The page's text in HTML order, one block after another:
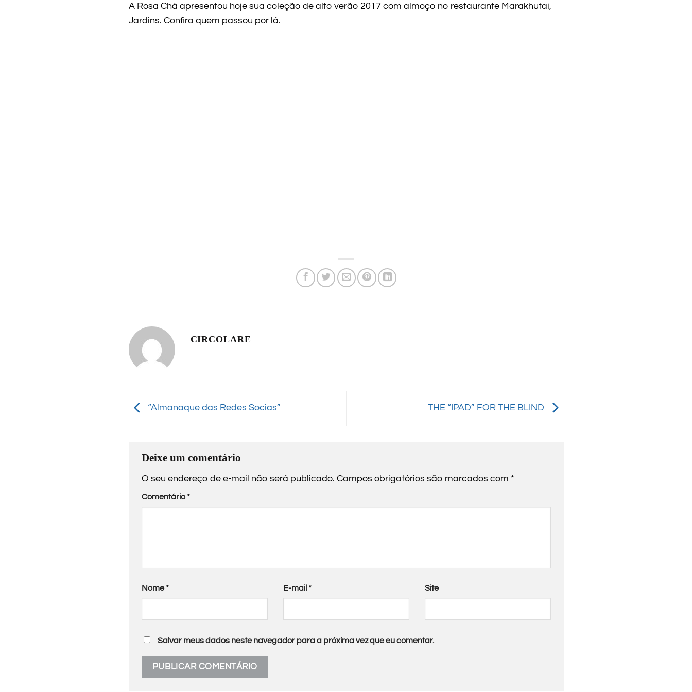
A Rosa Chá apresentou hoje sua coleção de alto verão 2017 com almoço no restaurante Marakhutai,
Jardins. Confira quem passou por lá.
CIRCOLARE
“Almanaque das Redes Socias” THE “IPAD” FOR THE BLIND
Deixe um comentário
O seu endereço de e-mail não será publicado. Campos obrigatórios são marcados com *
Comentário*
Nome* E-mail * Site
Salvar meus dados neste navegador para a próxima vez que eu comentar.